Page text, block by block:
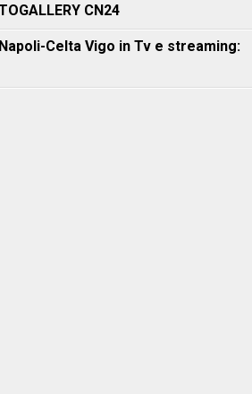
CN24
Celta Vigo in Tv e streaming: